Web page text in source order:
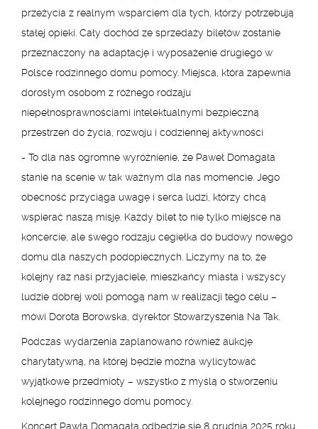
przeżycia z realnym wsparciem dla tych, którzy potrzebują
stałej opieki. Cały dochód ze sprzedaży biletów zostanie
przeznaczony na adaptację i wyposażenie drugiego w
Polsce rodzinnego domu pomocy. Miejsca, która zapewnia
dorosłym osobom z różnego rodzaju
niepełnosprawnościami intelektualnymi bezpieczną
przestrzeń do życia, rozwoju i codziennej aktywności
- To dla nas ogromne wyróżnienie, że Paweł Domagała
stanie na scenie w tak ważnym dla nas momencie. Jego
obecność przyciąga uwagę i serca ludzi, którzy chcą
wspierać naszą misję. Każdy bilet to nie tylko miejsce na
koncercie, ale swego rodzaju cegiełka do budowy nowego
domu dla naszych podopiecznych. Liczymy na to, że
kolejny raz nasi przyjaciele, mieszkańcy miasta i wszyscy
ludzie dobrej woli pomogą nam w realizacji tego celu –
mówi Dorota Borowska, dyrektor Stowarzyszenia Na Tak.
Podczas wydarzenia zaplanowano również aukcję
charytatywną, na której będzie można wylicytować
wyjątkowe przedmioty – wszystko z myślą o stworzeniu
kolejnego rodzinnego domu pomocy.
Koncert Pawła Domagała odbędzie się 8 grudnia 2025 roku